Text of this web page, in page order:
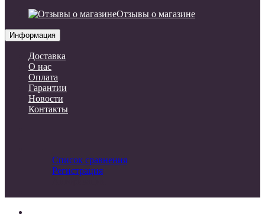
Отзывы о магазине
Информация
Доставка
О нас
Оплата
Гарантии
Новости
Контакты
Список сравнения
Регистрация